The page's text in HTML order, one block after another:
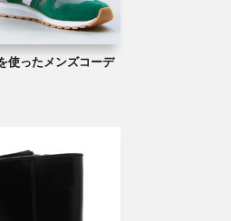
使ったメンズコーデ